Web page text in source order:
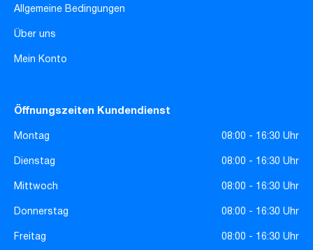
Allgemeine Bedingungen
Über uns
Mein Konto
Öffnungszeiten Kundendienst
Montag
08:00 - 16:30 Uhr
Dienstag
08:00 - 16:30 Uhr
Mittwoch
08:00 - 16:30 Uhr
Donnerstag
08:00 - 16:30 Uhr
Freitag
08:00 - 16:30 Uhr